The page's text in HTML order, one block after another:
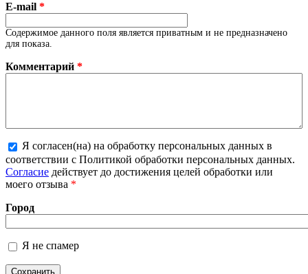
E-mail *
Содержимое данного поля является приватным и не предназначено
для показа.
Комментарий *
Более подробная информация о текстовых форматах
Я согласен(на) на обработку персональных данных в
соответствии с Политикой обработки персональных данных.
Согласие действует до достижения целей обработки или
моего отзыва *
Город
Я не спамер